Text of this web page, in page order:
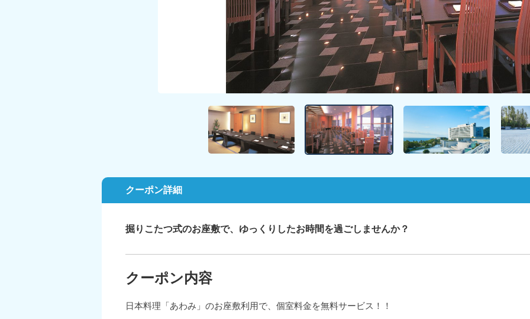
クーポン詳細
掘りこたつ式のお座敷で、ゆっくりしたお時間を過ごしませんか？
クーポン内容
日本料理「あわみ」のお座敷利用で、個室料金を無料サービス！！